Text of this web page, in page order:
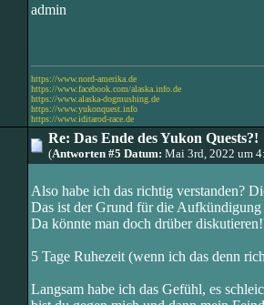
admin
https://www.nord-amerika.de
https://www.facebook.com/alaska.info.de
https://www.alaska-dogmushing.de
https://www.yukonquest.info
https://www.iditarod-race.de
Re: Das Ende des Yukon Quests?!
(Antworten #5 Datum: Mai 3rd, 2022 um
Also habe ich das richtig verstanden?
Das ist der Grund für die Aufkündigung
Da könnte man doch drüber
5 Tage Ruhezeit (wenn ich das denn
Langsam habe ich das Gefühl, es